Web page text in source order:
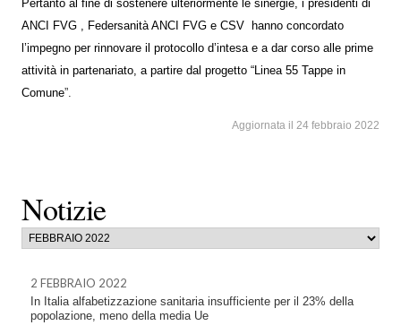
Notizie
2 FEBBRAIO 2022
In Italia alfabetizzazione sanitaria insufficiente per il 23% della
popolazione, meno della media Ue
Pertanto al fine di sostenere ulteriormente le sinergie, i presidenti di
ANCI FVG , Federsanità ANCI FVG e CSV hanno concordato
l’impegno per rinnovare il protocollo d’intesa e a dar corso alle prime
attività in partenariato, a partire dal progetto “Linea 55 Tappe in
Comune”.
Aggiornata il 24 febbraio 2022